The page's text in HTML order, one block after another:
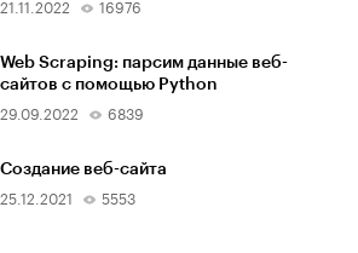
21.11.2022 16976
Web Scraping: парсим данные веб-
сайтов с помощью Python
29.09.2022 6839
Создание веб-сайта
25.12.2021 5553